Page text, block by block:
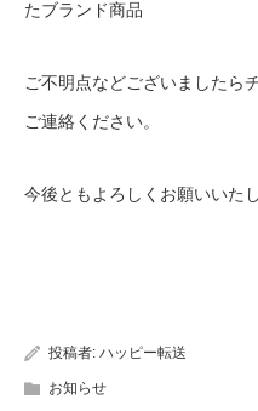
たブランド商品
ご不明点などございましたら
ご連絡ください。
今後ともよろしくお願いいたし
投稿者: ハッピー転送
お知らせ